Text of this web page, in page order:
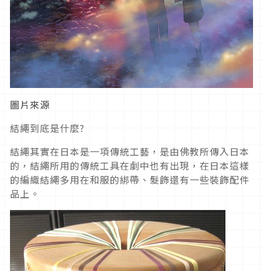
圖片來源
結繩到底是什麼?
結繩其實在日本是一項傳統工藝，是由佛教所傳入日本
的，結繩所用的傳統工具在劇中也有出現，在日本這樣
的編織結繩多用在和服的綁帶、髮飾還有一些裝飾配件
品上。